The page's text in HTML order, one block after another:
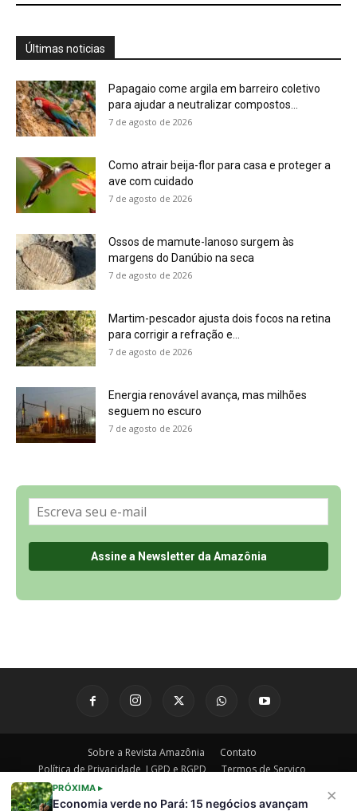
×
PRÓXIMA ▸
Economia verde no Pará: 15 negócios avançam
Martim-pescador ajusta dois focos na retina
7 de agosto de 2026
7 de agosto de 2026
Política de Privacidade, LGPD e RGPD
Últimas Notícias
🌎 Español
©